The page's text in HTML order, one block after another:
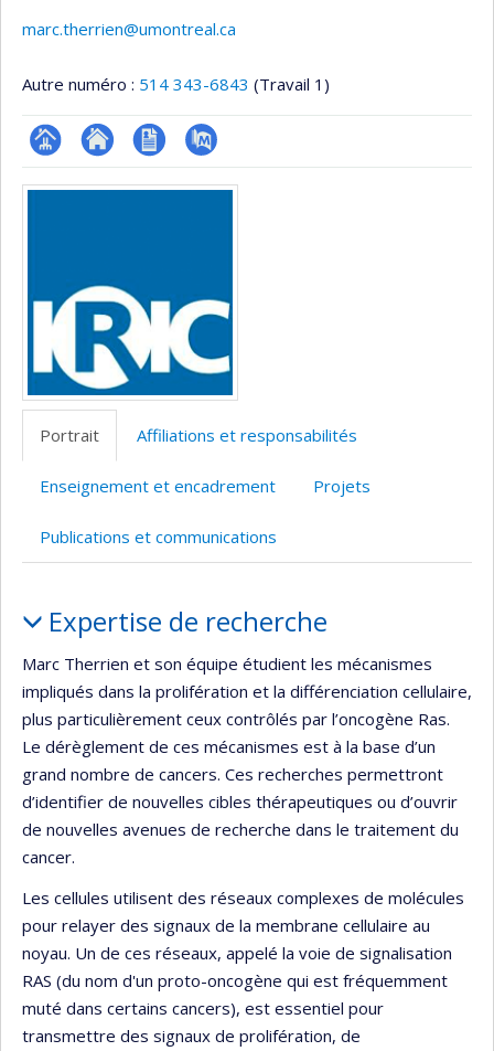
marc.therrien@umontreal.ca
Autre numéro : 514 343-6843 (Travail 1)
Page Site
de
recherche
CV PubMed
Médias
Portrait Affiliations et responsabilités
Enseignement et encadrement Projets
Publications et communications
Expertise de recherche
Marc Therrien et son équipe étudient les mécanismes
impliqués dans la prolifération et la différenciation cellulaire,
plus particulièrement ceux contrôlés par l’oncogène Ras.
Le dérèglement de ces mécanismes est à la base d’un
grand nombre de cancers. Ces recherches permettront
d’identifier de nouvelles cibles thérapeutiques ou d’ouvrir
de nouvelles avenues de recherche dans le traitement du
cancer.
Les cellules utilisent des réseaux complexes de molécules
pour relayer des signaux de la membrane cellulaire au
noyau. Un de ces réseaux, appelé la voie de signalisation
RAS (du nom d'un proto-oncogène qui est fréquemment
muté dans certains cancers), est essentiel pour
transmettre des signaux de prolifération, de